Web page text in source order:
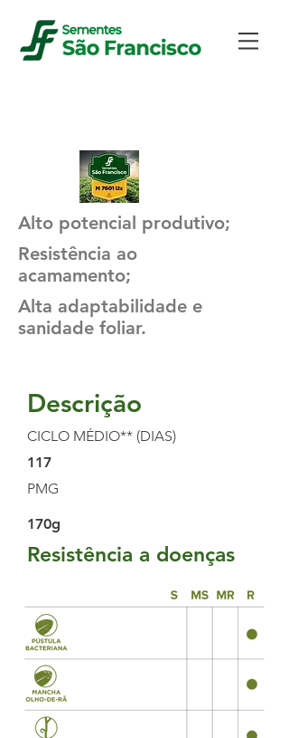
Alto potencial produtivo;
Resistência ao
acamamento;
Alta adaptabilidade e
sanidade foliar.
Descrição
CICLO MÉDIO** (DIAS)
117
PMG
170g
Resistência a doenças